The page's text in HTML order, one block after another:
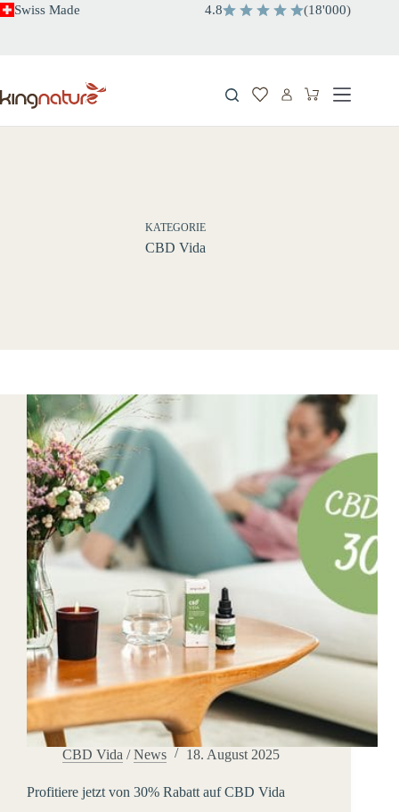
ZumSwiss Made 4.8 (18'000)
Warenkorb
KATEGORIE
CBD Vida
CBD Vida /News 18. August 2025
Profitiere jetzt von 30% Rabatt auf CBD Vida